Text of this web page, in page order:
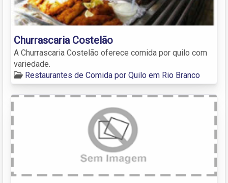
Churrascaria Costelão
A Churrascaria Costelão oferece comida por quilo com
variedade.
Restaurantes de Comida por Quilo em Rio Branco